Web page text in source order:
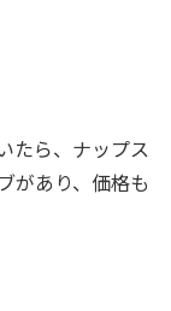
たら、ナップス
があり、価格も